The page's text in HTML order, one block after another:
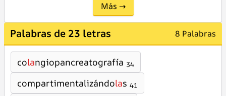
Más →
Palabras de 23 letras 8 Palabras
colangiopancreatografía 34
compartimentalizándolas 41